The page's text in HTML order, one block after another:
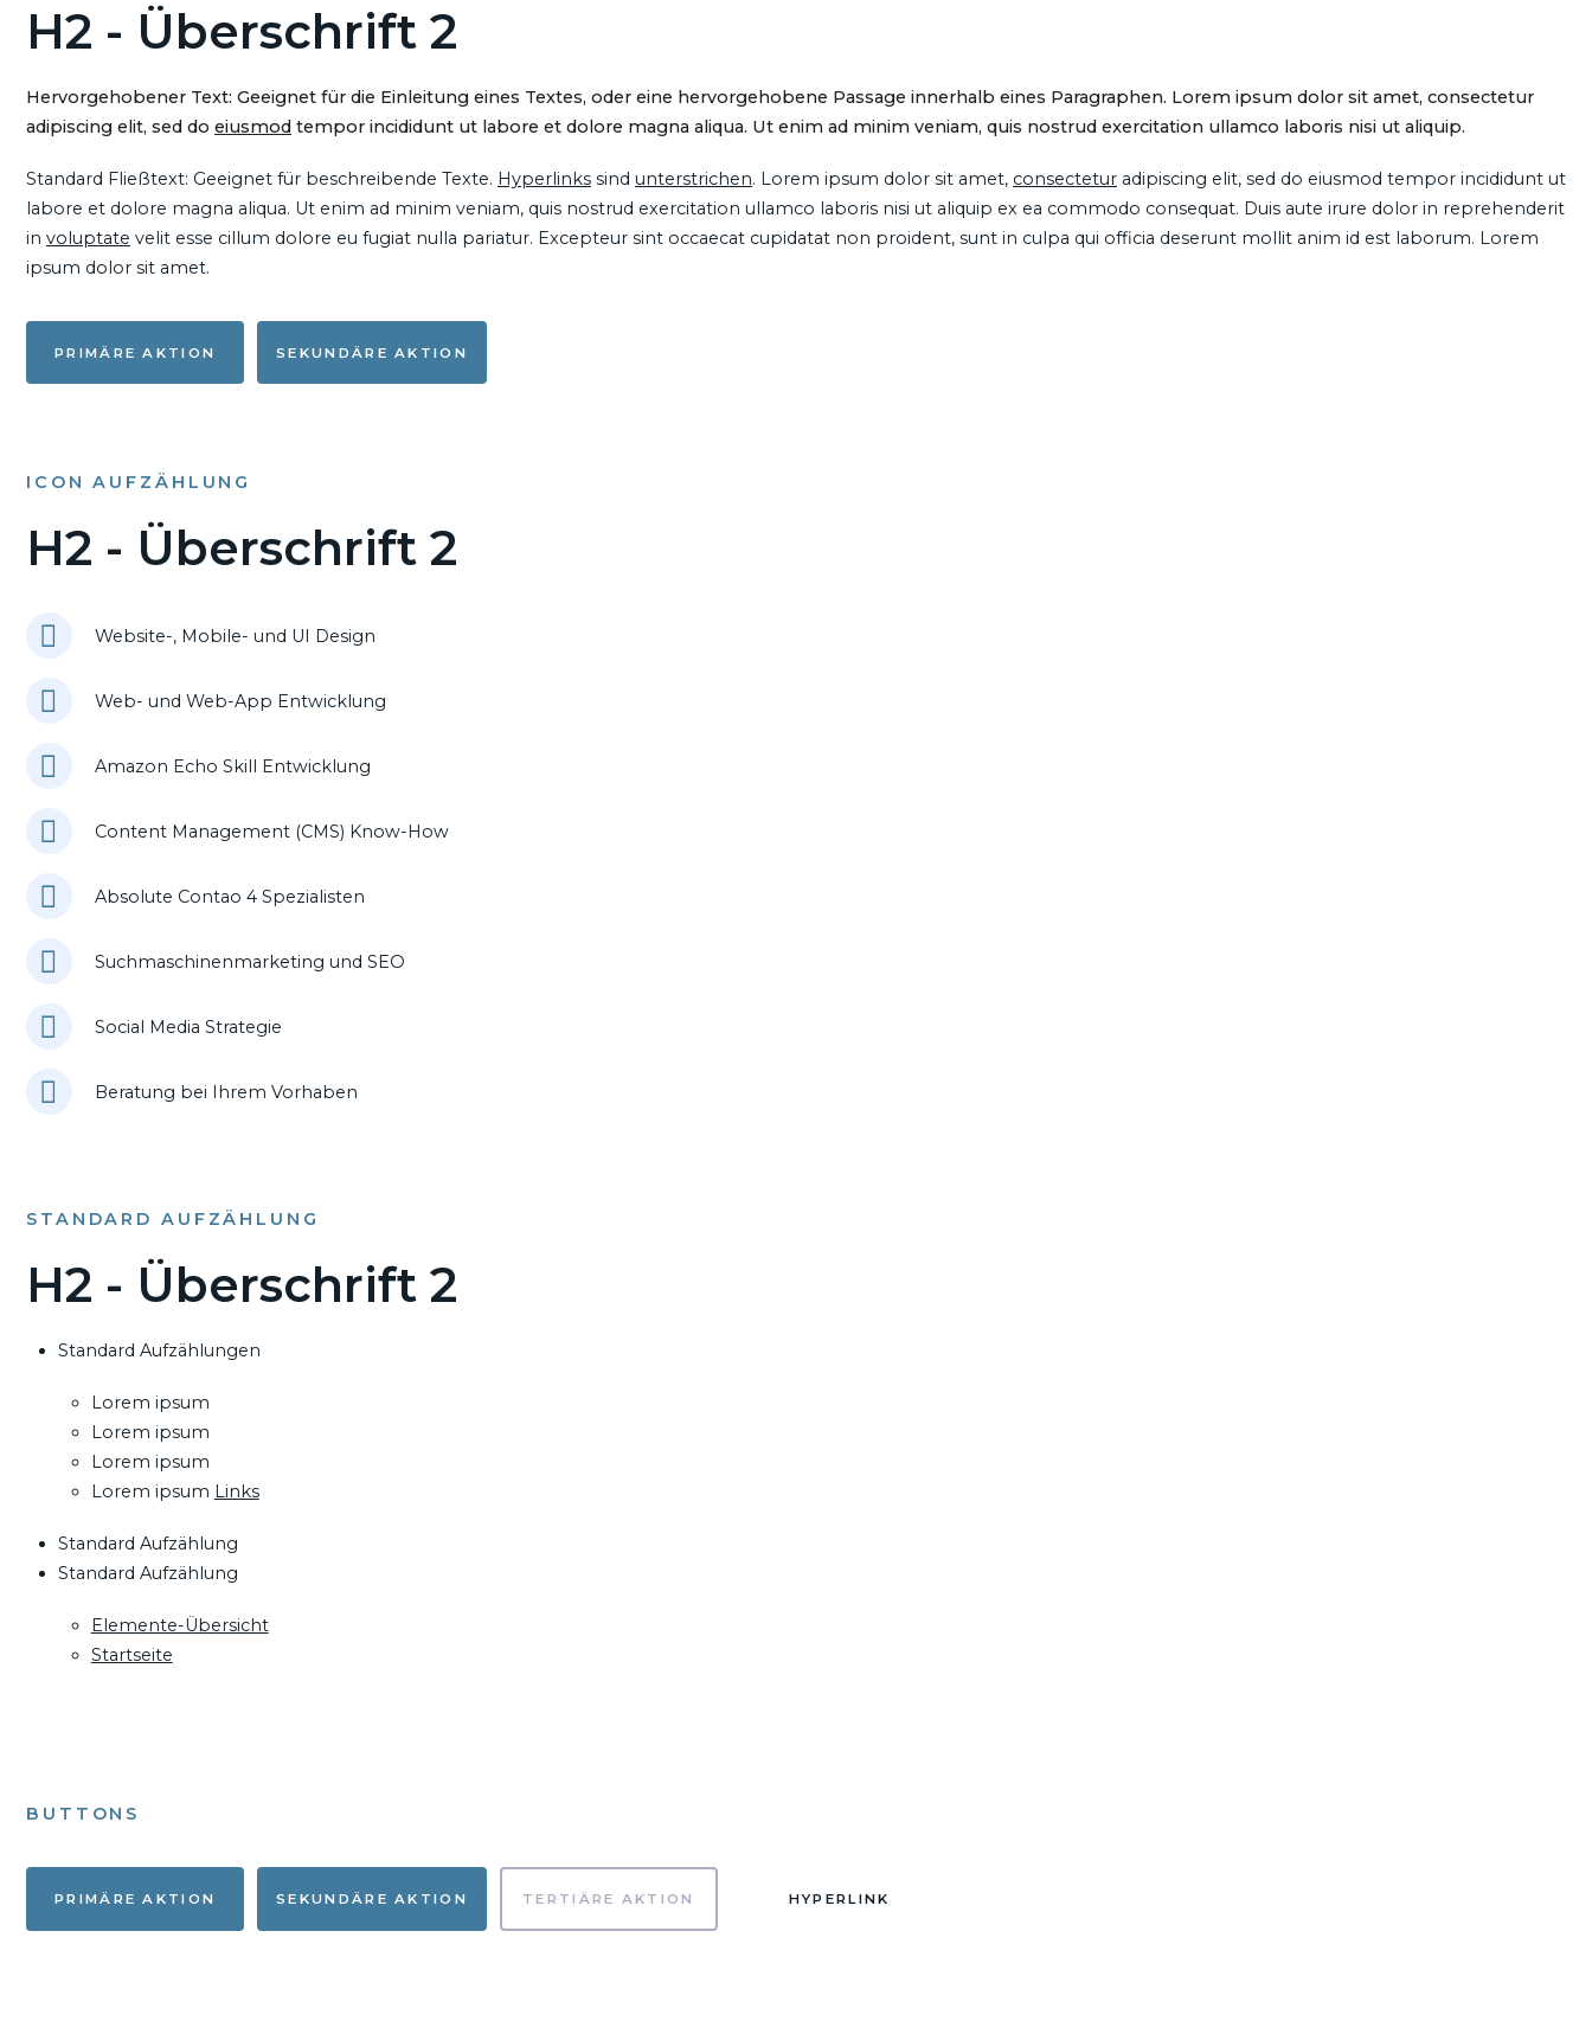
H2 - Überschrift 2
Hervorgehobener Text: Geeignet für die Einleitung eines Textes, oder eine hervorgehobene Passage innerhalb eines Paragraphen. Lorem ipsum dolor sit amet, consectetur
adipiscing elit, sed do eiusmod tempor incididunt ut labore et dolore magna aliqua. Ut enim ad minim veniam, quis nostrud exercitation ullamco laboris nisi ut aliquip.
Standard Fließtext: Geeignet für beschreibende Texte. Hyperlinks sind unterstrichen. Lorem ipsum dolor sit amet, consectetur adipiscing elit, sed do eiusmod tempor incididunt ut
labore et dolore magna aliqua. Ut enim ad minim veniam, quis nostrud exercitation ullamco laboris nisi ut aliquip ex ea commodo consequat. Duis aute irure dolor in reprehenderit
in voluptate velit esse cillum dolore eu fugiat nulla pariatur. Excepteur sint occaecat cupidatat non proident, sunt in culpa qui officia deserunt mollit anim id est laborum. Lorem
ipsum dolor sit amet.
PRIMÄRE AKTION SEKUNDÄRE AKTION
ICON AUFZÄHLUNG
H2 - Überschrift 2
Website-, Mobile- und UI Design
Web- und Web-App Entwicklung
Amazon Echo Skill Entwicklung
Content Management (CMS) Know-How
Absolute Contao 4 Spezialisten
Suchmaschinenmarketing und SEO
Social Media Strategie
Beratung bei Ihrem Vorhaben
STANDARD AUFZÄHLUNG
H2 - Überschrift 2
Standard Aufzählungen
Lorem ipsum
Lorem ipsum
Lorem ipsum
Lorem ipsum Links
Standard Aufzählung
Standard Aufzählung
Elemente-Übersicht
Startseite
BUTTONS
PRIMÄRE AKTION SEKUNDÄRE AKTION TERTIÄRE AKTION HYPERLINK